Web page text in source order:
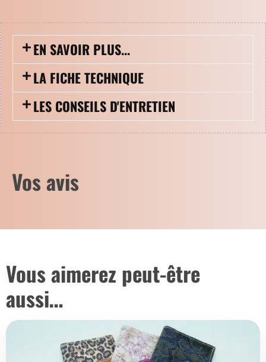
EN SAVOIR PLUS...
LA FICHE TECHNIQUE
LES CONSEILS D'ENTRETIEN
Vos avis
Vous aimerez peut-être
aussi…